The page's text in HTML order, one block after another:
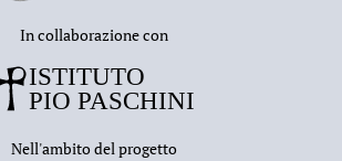
In collaborazione con
Nell'ambito del progetto